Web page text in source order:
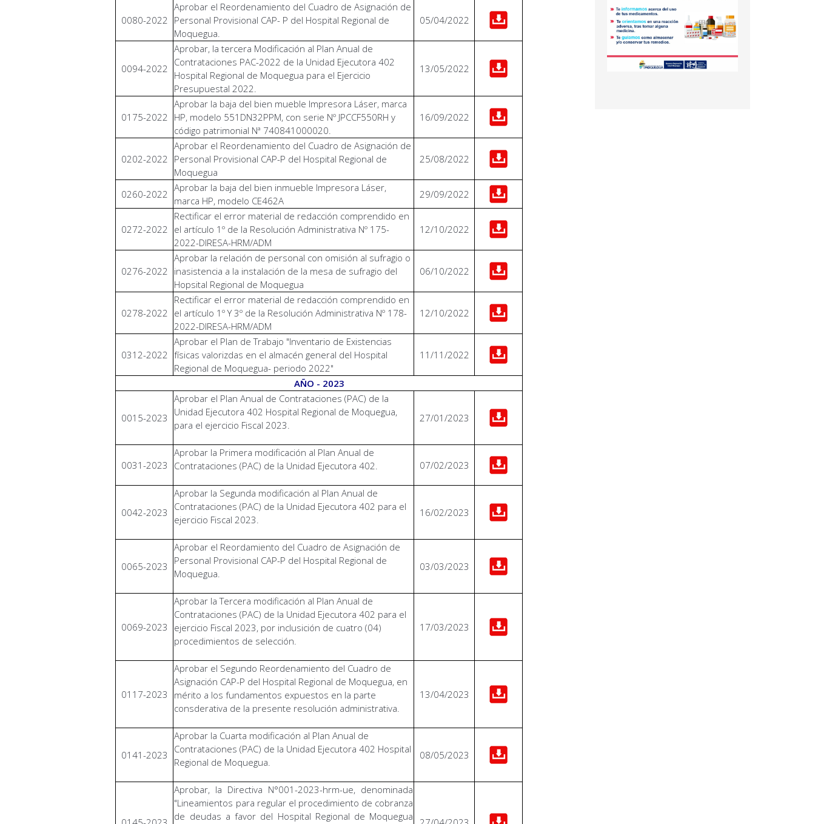
0080-2022
Aprobar el Reordenamiento del Cuadro de Asignación de
Personal Provisional CAP- P del Hospital Regional de
Moquegua.
05/04/2022
0094-2022
Aprobar, la tercera Modificación al Plan Anual de
Contrataciones PAC-2022 de la Unidad Ejecutora 402
Hospital Regional de Moquegua para el Ejercicio
Presupuestal 2022.
13/05/2022
0175-2022
Aprobar la baja del bien mueble Impresora Láser, marca
HP, modelo 551DN32PPM, con serie Nº JPCCF550RH y
código patrimonial Nª 740841000020.
16/09/2022
0202-2022
Aprobar el Reordenamiento del Cuadro de Asignación de
Personal Provisional CAP-P del Hospital Regional de
Moquegua
25/08/2022
0260-2022
Aprobar la baja del bien inmueble Impresora Láser,
marca HP, modelo CE462A
29/09/2022
0272-2022
Rectificar el error material de redacción comprendido en
el artículo 1º de la Resolución Administrativa Nº 175-
2022-DIRESA-HRM/ADM
12/10/2022
0276-2022
Aprobar la relación de personal con omisión al sufragio o
inasistencia a la instalación de la mesa de sufragio del
Hopsital Regional de Moquegua
06/10/2022
0278-2022
Rectificar el error material de redacción comprendido en
el artículo 1º Y 3º de la Resolución Administrativa Nº 178-
2022-DIRESA-HRM/ADM
12/10/2022
0312-2022
Aprobar el Plan de Trabajo "Inventario de Existencias
físicas valorizdas en el almacén general del Hospital
Regional de Moquegua- periodo 2022"
11/11/2022
AÑO - 2023
0015-2023
Aprobar el Plan Anual de Contrataciones (PAC) de la
Unidad Ejecutora 402 Hospital Regional de Moquegua,
para el ejercicio Fiscal 2023.
27/01/2023
0031-2023
Aprobar la Primera modificación al Plan Anual de
Contrataciones (PAC) de la Unidad Ejecutora 402.
07/02/2023
0042-2023
Aprobar la Segunda modificación al Plan Anual de
Contrataciones (PAC) de la Unidad Ejecutora 402 para el
ejercicio Fiscal 2023.
16/02/2023
0065-2023
Aprobar el Reordamiento del Cuadro de Asignación de
Personal Provisional CAP-P del Hospital Regional de
Moquegua.
03/03/2023
0069-2023
Aprobar la Tercera modificación al Plan Anual de
Contrataciones (PAC) de la Unidad Ejecutora 402 para el
ejercicio Fiscal 2023, por inclusición de cuatro (04)
procedimientos de selección.
17/03/2023
0117-2023
Aprobar el Segundo Reordenamiento del Cuadro de
Asignación CAP-P del Hospital Regional de Moquegua, en
mérito a los fundamentos expuestos en la parte
consderativa de la presente resolución administrativa.
13/04/2023
0141-2023
Aprobar la Cuarta modificación al Plan Anual de
Contrataciones (PAC) de la Unidad Ejecutora 402 Hospital
Regional de Moquegua.
08/05/2023
Aprobar, la Directiva N°001-2023-hrm-ue, denominada
"Lineamientos para regular el procedimiento de cobranza
de deudas a favor del Hospital Regional de Moquegua